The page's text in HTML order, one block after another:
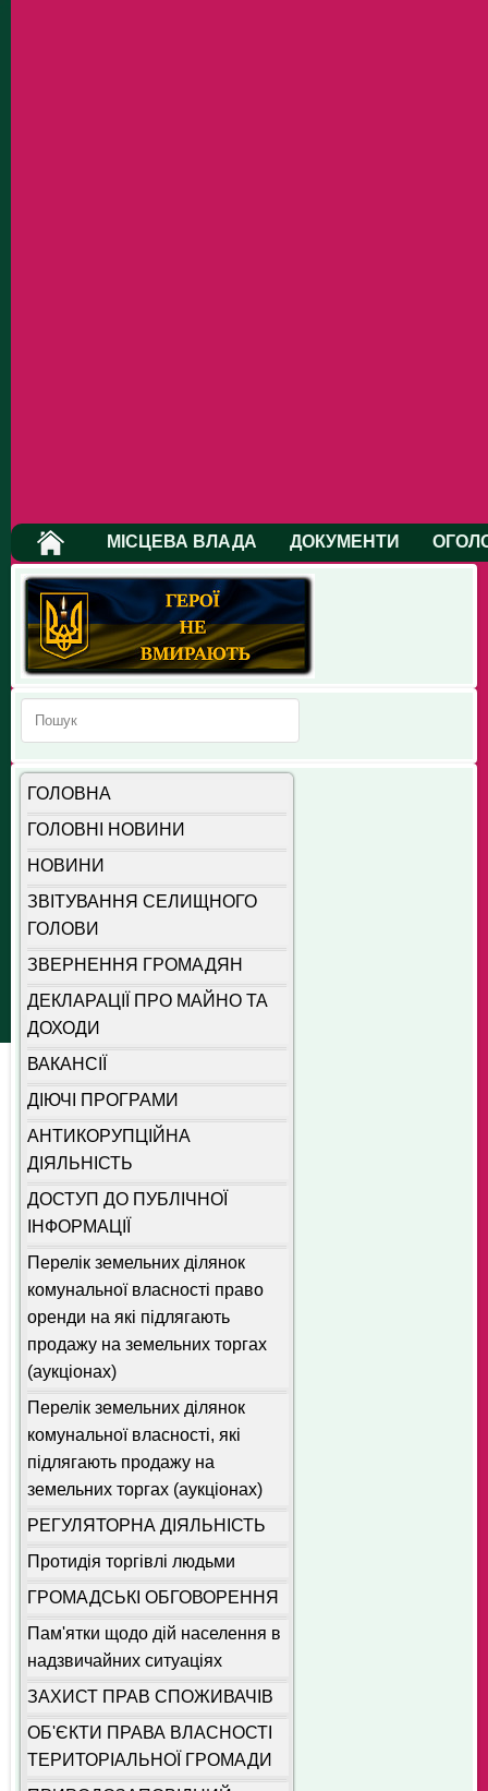
МІСЦЕВА ВЛАДА ДОКУМЕНТИ
ГОЛОВНА
ГОЛОВНІ НОВИНИ
НОВИНИ
ЗВІТУВАННЯ СЕЛИЩНОГО
ГОЛОВИ
ЗВЕРНЕННЯ ГРОМАДЯН
ДЕКЛАРАЦІЇ ПРО МАЙНО ТА
ДОХОДИ
ВАКАНСІЇ
ДІЮЧІ ПРОГРАМИ
АНТИКОРУПЦІЙНА
ДІЯЛЬНІСТЬ
ДОСТУП ДО ПУБЛІЧНОЇ
ІНФОРМАЦІЇ
Перелік земельних ділянок
комунальної власності право
оренди на які підлягають
продажу на земельних торгах
(аукціонах)
Перелік земельних ділянок
комунальної власності, які
підлягають продажу на
земельних торгах (аукціонах)
РЕГУЛЯТОРНА ДІЯЛЬНІСТЬ
Протидія торгівлі людьми
ГРОМАДСЬКІ ОБГОВОРЕННЯ
Пам'ятки щодо дій населення в
надзвичайних ситуаціях
ЗАХИСТ ПРАВ СПОЖИВАЧІВ
ОБ'ЄКТИ ПРАВА ВЛАСНОСТІ
ТЕРИТОРІАЛЬНОЇ ГРОМАДИ